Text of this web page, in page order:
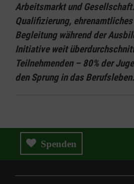
Arbeitsmarkt und
Qualifizierung,
Begleitung während der
Initiative weit
Teilnehmenden – 80% der
den Sprung in das Berufsleben.
Spenden